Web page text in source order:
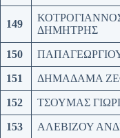
149
ΔΗΜΗΤΡΗΣ
150
151 ΔΗΜΑΔΑΜΑ
152 ΤΣΟΥΜΑΣ
153 ΑΛΕΒΙΖΟΥ